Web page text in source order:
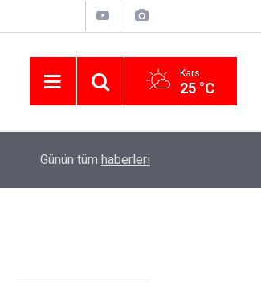
Kars
25 °C
DJ Tiesto İstanbul’da sahneye çıktı
Günün tüm haberleri